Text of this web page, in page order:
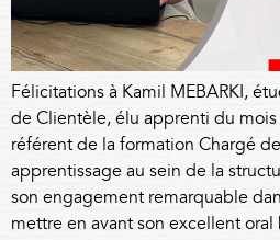
Félicitations à Kamil MEBARKI,
de Clientèle, élu apprenti du mois
référent de la formation Chargé
apprentissage au sein de la
son engagement remarquable
mettre en avant son excellent